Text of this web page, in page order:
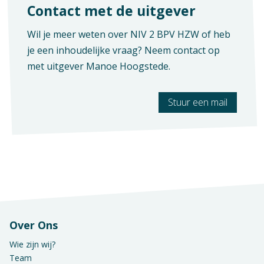
Contact met de uitgever
Wil je meer weten over NIV 2 BPV HZW of heb
je een inhoudelijke vraag? Neem contact op
met uitgever Manoe Hoogstede.
Stuur een mail
Over Ons
Wie zijn wij?
Team